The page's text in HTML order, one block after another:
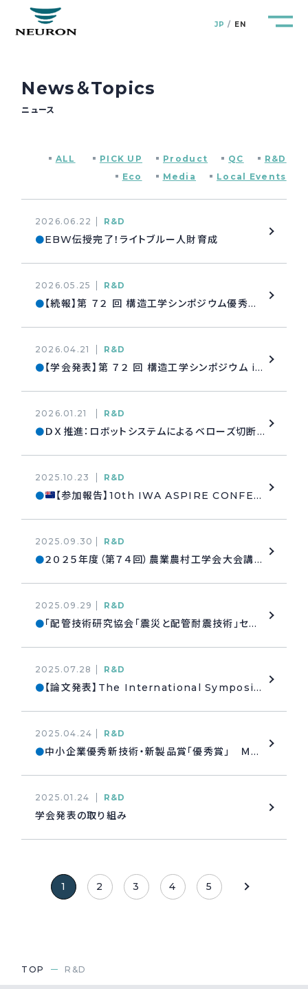
JP EN
Company
News&Topics
News＆Topics
ニュース
ALL PICK UP Product QC
R&D
Eco
Media Local Events
2026.06.22 R&D
●EBW伝授完了！ライトブルー人財育成
2026.05.25 R&D
● 【続報】第 ７２ 回 構造工学シンポジウム優秀講演賞 受賞
2026.04.21 R&D
● 【学会発表】第 ７２ 回 構造工学シンポジウム in 宇都宮大学
2026.01.21 R&D
●ＤＸ推進：ロボットシステムによるベローズ切断自動化への取り組み
2025.10.23 R&D
● 【参加報告】10th IWA ASPIRE CONFERENCE AND WATER NEW ZEALAND CONFERENCE & EXPO
2025.09.30 R&D
●２０２５年度（第７４回）農業農村工学会大会講演会 参加
2025.09.29 R&D
●「配管技術研究協会「震災と配管耐震技術」セミナー登壇
2025.07.28 R&D
● 【論文発表】The International Symposium on Urban Lifeline ISUL 2025. in埼玉
2025.04.24 R&D
●中小企業優秀新技術・新製品賞「優秀賞」 ＭＣジョイント®
2025.01.24 R&D
学会発表の取り組み
1 2 3 4 5
TOP R&D